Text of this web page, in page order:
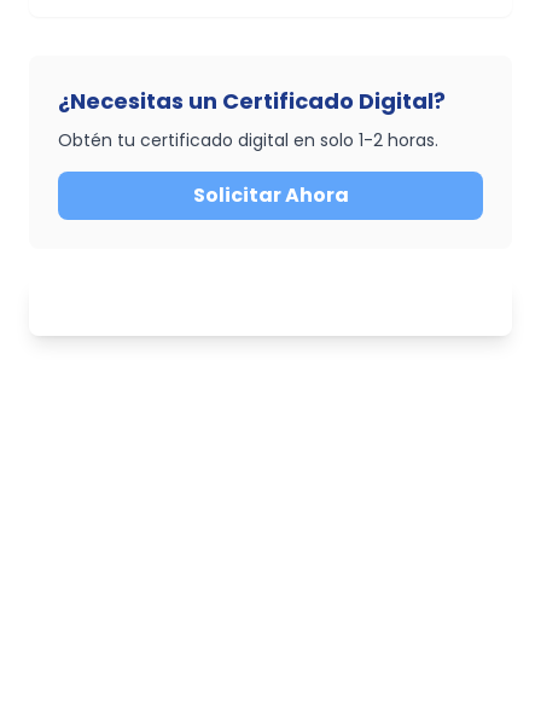
¿Necesitas un Certificado Digital?
Obtén tu certificado digital en solo 1-2 horas.
Solicitar Ahora